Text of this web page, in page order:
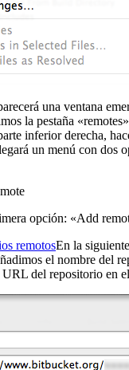
una ventana
la pestaña
inferior derecha,
un menú con dos
opción: «Add
En la
el nombre del
del repositorio en